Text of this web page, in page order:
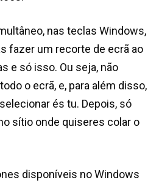
nas teclas Windows,
fazer um recorte de ecrã ao
e só isso. Ou seja, não
o ecrã, e, para além disso,
és tu. Depois, só
sítio onde quiseres colar o